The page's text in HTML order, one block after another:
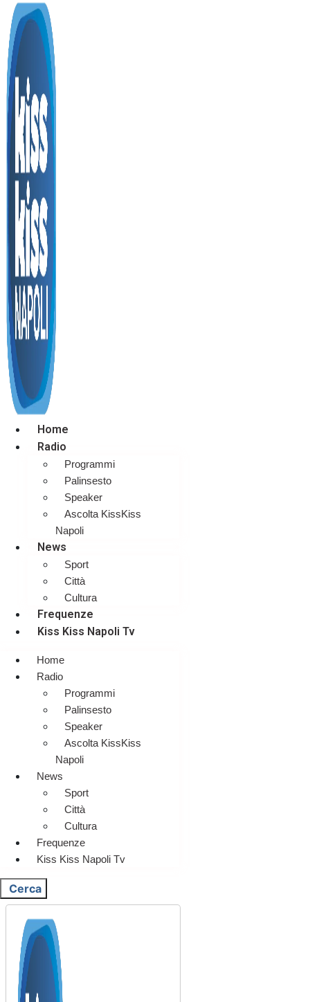
Home
Radio
Programmi
Palinsesto
Speaker
Ascolta KissKiss
Napoli
News
Sport
Città
Cultura
Frequenze
Kiss Kiss Napoli Tv
Home
Radio
Programmi
Palinsesto
Speaker
Ascolta KissKiss
Napoli
News
Sport
Città
Cultura
Frequenze
Kiss Kiss Napoli Tv
Cerca